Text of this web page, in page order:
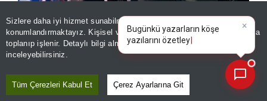
Sizlere daha iyi hizmet sunabilmek adına sitemizde
konumlandırmaktayız. Kişisel verileriniz, KVKK ve GDPR kapsamında
toplanıp işlenir. Detaylı bilgi almak içinAydınlatma Metnimizi
inceleyebilirsiniz.
Tüm Çerezleri Kabul Et Çerez Ayarlarına Git
×
Bugünkü yazarların köşe
yazılarını özetleyin!